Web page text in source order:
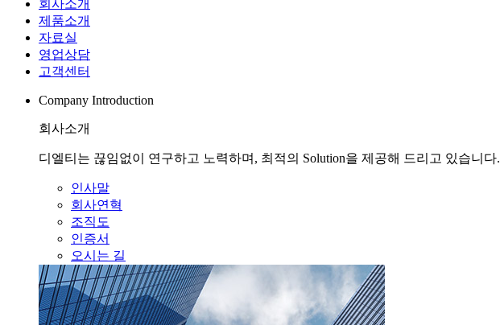
회사소개
제품소개
자료실
영업상담
고객센터
Company Introduction
회사소개
디엘티는 끊임없이 연구하고 노력하며, 최적의 Solution을 제공해 드리고 있습니다.
인사말
회사연혁
조직도
인증서
오시는 길